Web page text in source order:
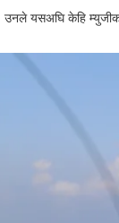
उनले यसअघि केहि